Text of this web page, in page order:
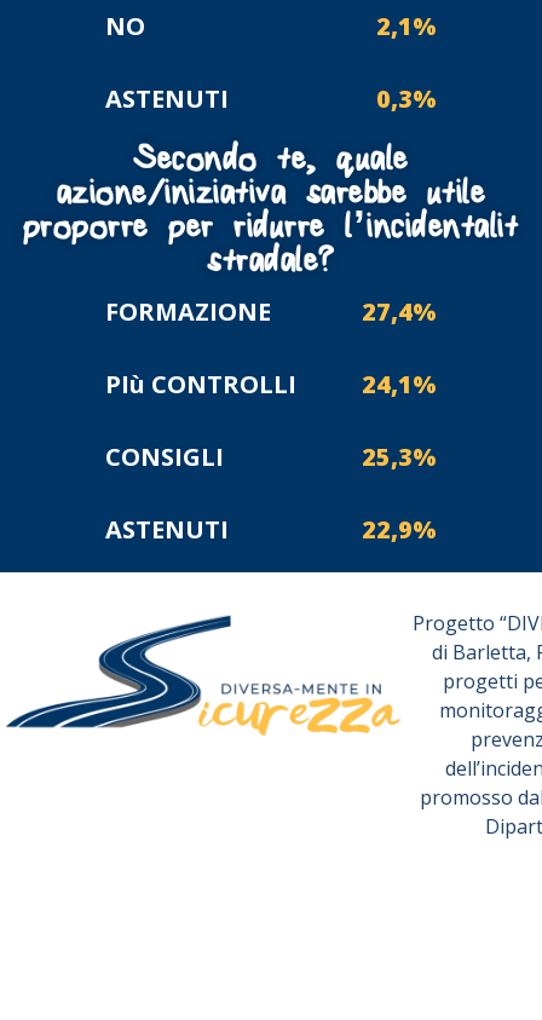
NO 2,1%
ASTENUTI 0,3%
Secondo te, quale
azione/iniziativa sarebbe utile
proporre per ridurre l’incidentalità
stradale?
FORMAZIONE 27,4%
PIù CONTROLLI 24,1%
CONSIGLI 25,3%
ASTENUTI 22,9%
Progetto
di Barletta,
progetti
promosso